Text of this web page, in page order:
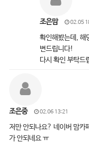
조은맘 02.05
확인해봤는데, 해
변드립니다!
다시 확인 부탁드
조은중 02.06 13:21
저만 안되나요? 네이버 맘카
가 안되네요 ㅠ